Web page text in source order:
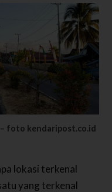
foto kendaripost.co.id
lokasi terkenal
yang terkenal